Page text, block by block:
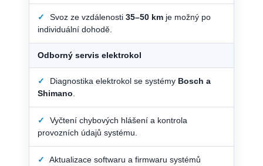
✓ Svoz ze vzdálenosti 35–50 km je možný po
individuální dohodě.
Odborný servis elektrokol
✓ Diagnostika elektrokol se systémy Bosch a
Shimano
✓
Vyčtení chybových hlášení a kontrola
provozních údajů systému.
✓
Aktualizace softwaru a firmwaru systémů